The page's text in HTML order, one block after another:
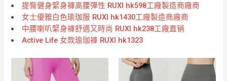
提臀健身緊身褲高腰彈性 RUXI hk598工廠製造商廠商
女士優雅白色瑜珈服 RUXI hk1430工廠製造商廠商
中腰喇叭緊身褲舒適又時尚 RUXI hk238工廠直销
Active Life 女款瑜珈褲 RUXI hk1323